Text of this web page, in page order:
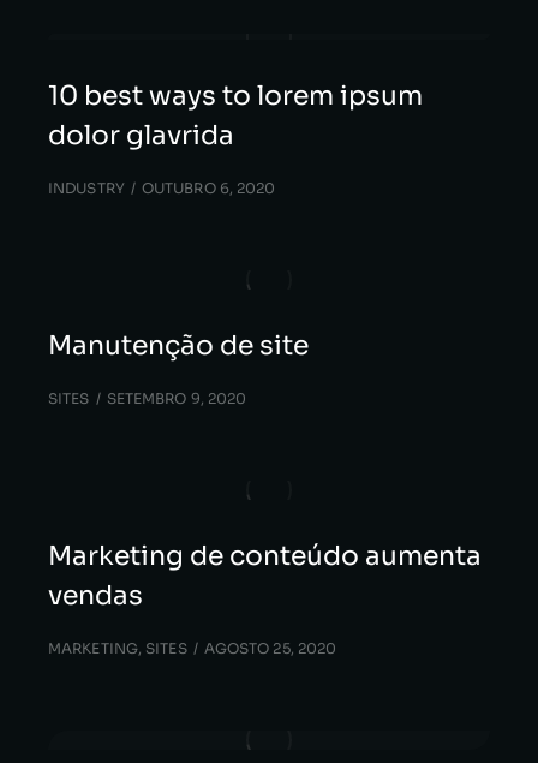
10 best ways to lorem ipsum
dolor glavrida
INDUSTRY OUTUBRO 6, 2020
Manutenção de site
SITES SETEMBRO 9, 2020
Marketing de conteúdo aumenta
vendas
MARKETING, SITES AGOSTO 25, 2020